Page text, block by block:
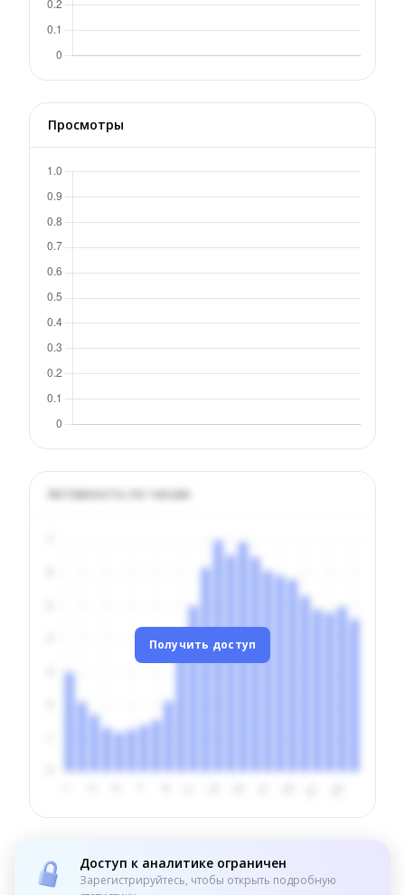
Просмотры
Активность по часам
Получить доступ
Доступ к аналитике ограничен
Зарегистрируйтесь, чтобы открыть подробную